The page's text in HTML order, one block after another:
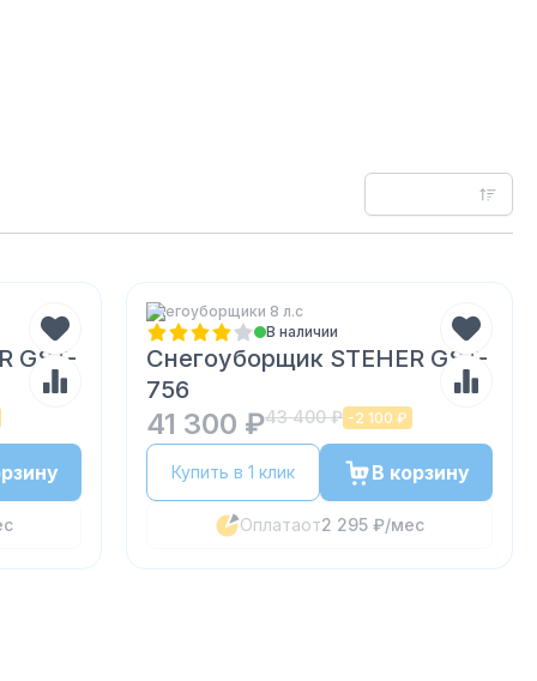
GST-
Снегоуборщики 8 л.с
В наличии
Снегоуборщик STEHER GST-
756
41 300 ₽43 400 ₽ -2 100 ₽
Купить в 1 клик В корзину
Оплатаот2 295 ₽/мес